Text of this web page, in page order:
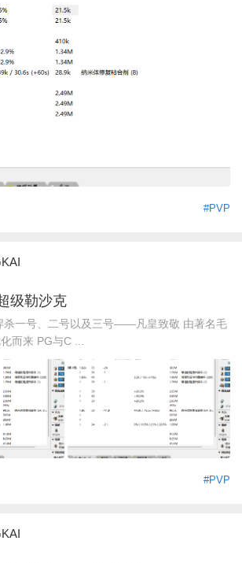
#PVP
级勒沙克
杀一号、二号以及三号——凡皇致敬 由著名毛
而来 PG与C ...
#PVP